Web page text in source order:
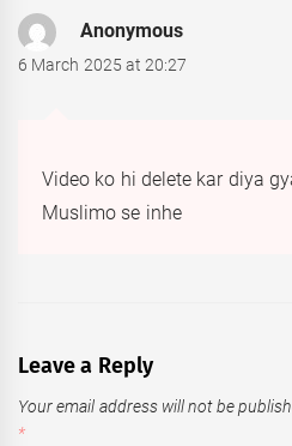
Anonymous
6 March 2025 at 20:27
Video ko hi delete kar diya
Muslimo se inhe
Leave a Reply
Your email address will not be
*